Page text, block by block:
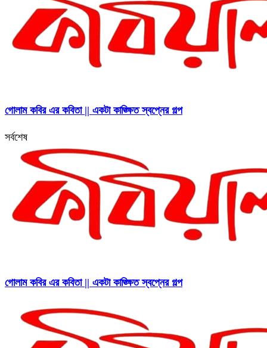
গোলাম কবির এর কবিতা || একটা কাঙ্ক্ষিত স্বপ্নের গল্প
সর্বশেষ
গোলাম কবির এর কবিতা || একটা কাঙ্ক্ষিত স্বপ্নের গল্প